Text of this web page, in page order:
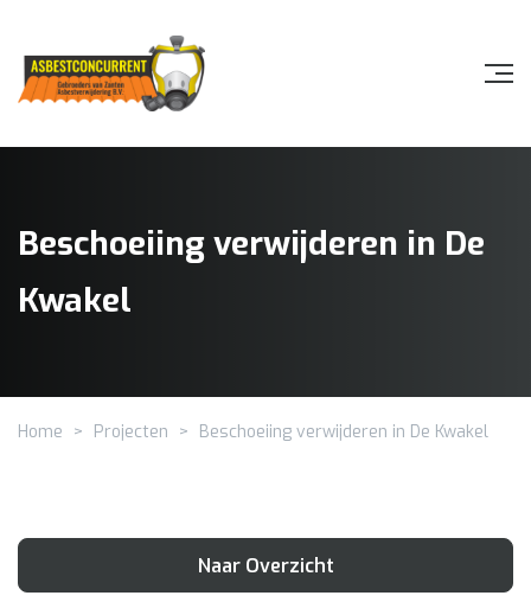
Beschoeiing verwijderen in De
Kwakel
Home > Projecten > Beschoeiing verwijderen in De Kwakel
Naar Overzicht